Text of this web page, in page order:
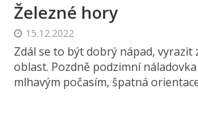
Železné hory
15.12.2022
Zdál se to být dobrý nápad,
oblast. Pozdně podzimní
mlhavým počasím, špatná